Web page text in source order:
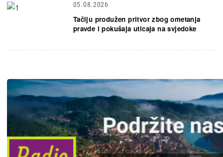
05.08.2026
Tačiju produžen pritvor zbog ometanja
pravde i pokušaja uticaja na svjedoke
Slika